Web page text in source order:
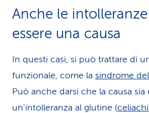
Anche le
essere una causa
In questi casi, si può trattare di
funzionale, come la sindrome
Può anche darsi che la causa sia
un'intolleranza al glutine (